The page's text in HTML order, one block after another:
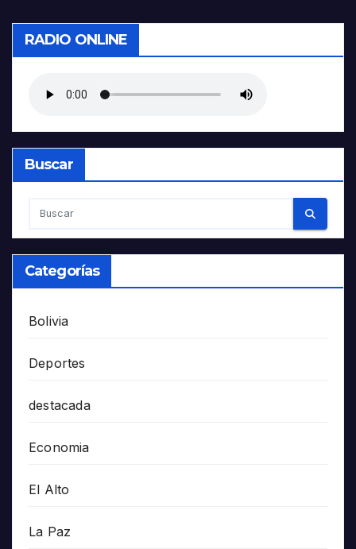
RADIO ONLINE
Buscar
Categorías
Bolivia
Deportes
destacada
Economia
El Alto
La Paz